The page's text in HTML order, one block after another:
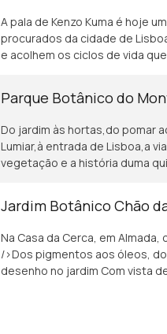
A pala de Kenzo Kuma é hoje
procurados da cidade de
e acolhem os ciclos de vida
Parque Botânico do
Do jardim às hortas,do pomar
Lumiar,à entrada de Lisboa,a
vegetação e a história duma
Jardim Botânico Chão
Na Casa da Cerca, em
/>Dos pigmentos aos óleos,